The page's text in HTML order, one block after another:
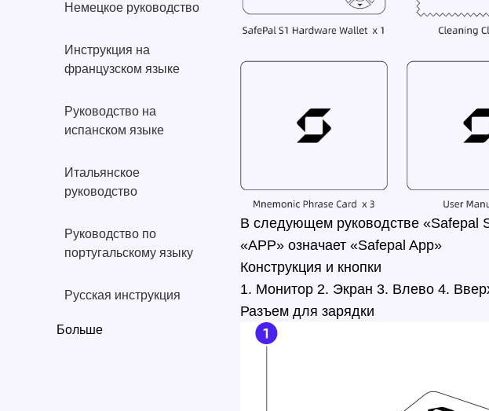
Немецкое руководство
Инструкция на
французском языке
Руководство на
испанском языке
Итальянское
руководство
Руководство по
португальскому языку
Русская инструкция
Больше
В следующем руководстве «Safepal
«APP» означает «Safepal App»
Конструкция и кнопки
1. Монитор 2. Экран 3. Влево 4.
Разъем для зарядки